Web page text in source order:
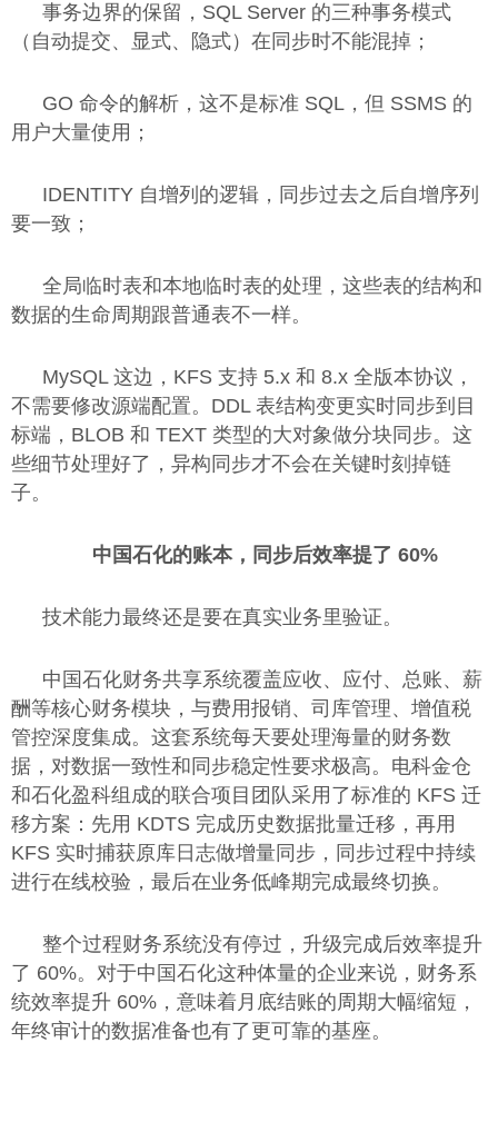
事务边界的保留，SQL Server 的三种事务模式
（自动提交、显式、隐式）在同步时不能混掉；
GO 命令的解析，这不是标准 SQL，但 SSMS 的
用户大量使用；
IDENTITY 自增列的逻辑，同步过去之后自增序列
要一致；
全局临时表和本地临时表的处理，这些表的结构和
数据的生命周期跟普通表不一样。
MySQL 这边，KFS 支持 5.x 和 8.x 全版本协议，
不需要修改源端配置。DDL 表结构变更实时同步到目
标端，BLOB 和 TEXT 类型的大对象做分块同步。这
些细节处理好了，异构同步才不会在关键时刻掉链
子。
中国石化的账本，同步后效率提了 60%
技术能力最终还是要在真实业务里验证。
中国石化财务共享系统覆盖应收、应付、总账、薪
酬等核心财务模块，与费用报销、司库管理、增值税
管控深度集成。这套系统每天要处理海量的财务数
据，对数据一致性和同步稳定性要求极高。电科金仓
和石化盈科组成的联合项目团队采用了标准的 KFS 迁
移方案：先用 KDTS 完成历史数据批量迁移，再用
KFS 实时捕获原库日志做增量同步，同步过程中持续
进行在线校验，最后在业务低峰期完成最终切换。
整个过程财务系统没有停过，升级完成后效率提升
了 60%。对于中国石化这种体量的企业来说，财务系
统效率提升 60%，意味着月底结账的周期大幅缩短，
年终审计的数据准备也有了更可靠的基座。